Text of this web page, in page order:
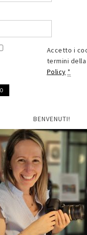
Accetto i
termini della
Policy *
BENVENUTI!